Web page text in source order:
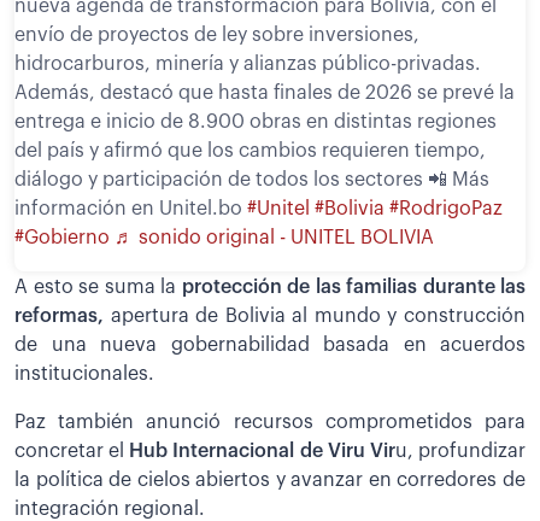
nueva agenda de transformación para Bolivia, con el
envío de proyectos de ley sobre inversiones,
hidrocarburos, minería y alianzas público-privadas.
Además, destacó que hasta finales de 2026 se prevé la
entrega e inicio de 8.900 obras en distintas regiones
del país y afirmó que los cambios requieren tiempo,
diálogo y participación de todos los sectores 📲 Más
información en Unitel.bo #Unitel #Bolivia #RodrigoPaz
#Gobierno ♬ sonido original - UNITEL BOLIVIA
A esto se suma la protección de las familias durante las
reformas, apertura de Bolivia al mundo y construcción
de una nueva gobernabilidad basada en acuerdos
institucionales.
Paz también anunció recursos comprometidos para
concretar el
Hub Internacional de Viru Viru, profundizar
la política de cielos abiertos y avanzar en corredores de
integración regional.